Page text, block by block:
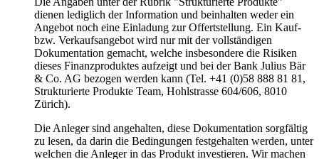
dienen lediglich der Information und beinhalten weder ein
Angebot noch eine Einladung zur Offertstellung. Ein Kauf-
bzw. Verkaufsangebot wird nur mit der vollständigen
Dokumentation gemacht, welche insbesondere die Risiken
dieses Finanzproduktes aufzeigt und bei der Bank Julius Bär
& Co. AG bezogen werden kann (Tel. +41 (0)58 888 81 81,
Strukturierte Produkte Team, Hohlstrasse 604/606, 8010
Zürich).
Die Anleger sind angehalten, diese Dokumentation sorgfältig
zu lesen, da darin die Bedingungen festgehalten werden, unter
welchen die Anleger in das Produkt investieren. Wir machen